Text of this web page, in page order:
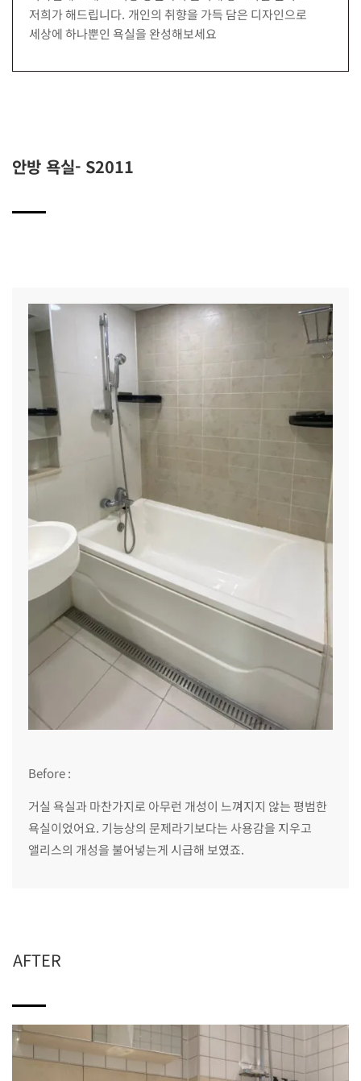
저희가 해드립니다. 개인의 취향을 가득 담은 디자인으로
세상에 하나뿐인 욕실을 완성해보세요
안방 욕실- S2011
Before :
거실 욕실과 마찬가지로 아무런 개성이 느껴지지 않는 평범한
욕실이었어요. 기능상의 문제라기보다는 사용감을 지우고
앨리스의 개성을 불어넣는게 시급해 보였죠.
AFTER